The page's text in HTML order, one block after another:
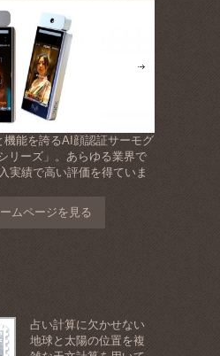
機能を誇るAI顔認証サーモグ
リーズ」。あらゆる業界で
実績で高い評価を得ていま
ムページを見る
占い計算に欠かせない
地球と太陽の位置を複